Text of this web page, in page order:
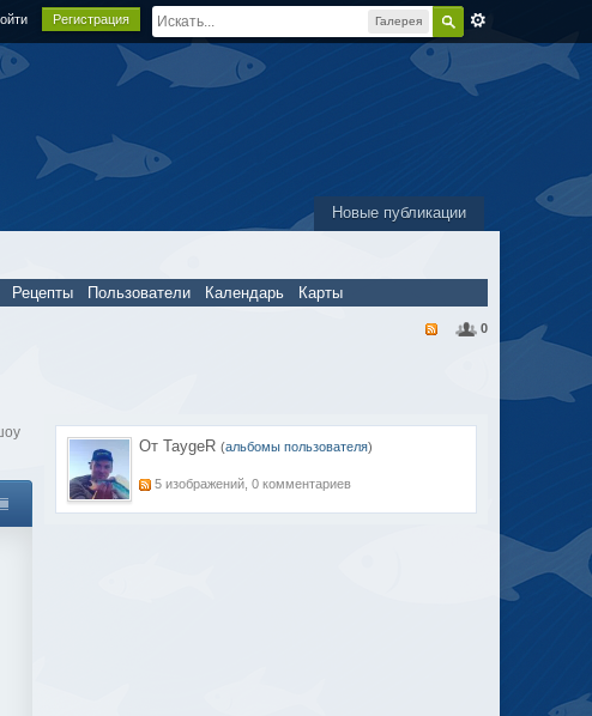
Галерея
Регистрация
Новые публикации
Рецепты Пользователи Календарь Карты
0
От TaygeR (альбомы пользователя)
5 изображений, 0 комментариев